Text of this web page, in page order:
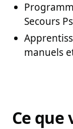
Secours
manuels
Ce que